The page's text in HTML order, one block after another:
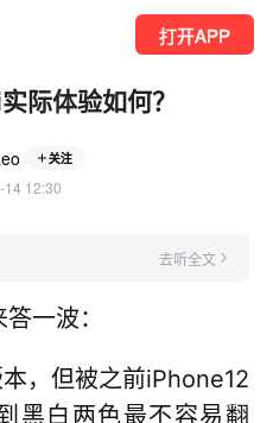
打开APP
际体验如何？
关注
12:30
去听全文
一波：
，但被之前iPhone12
黑白两色最不容易翻